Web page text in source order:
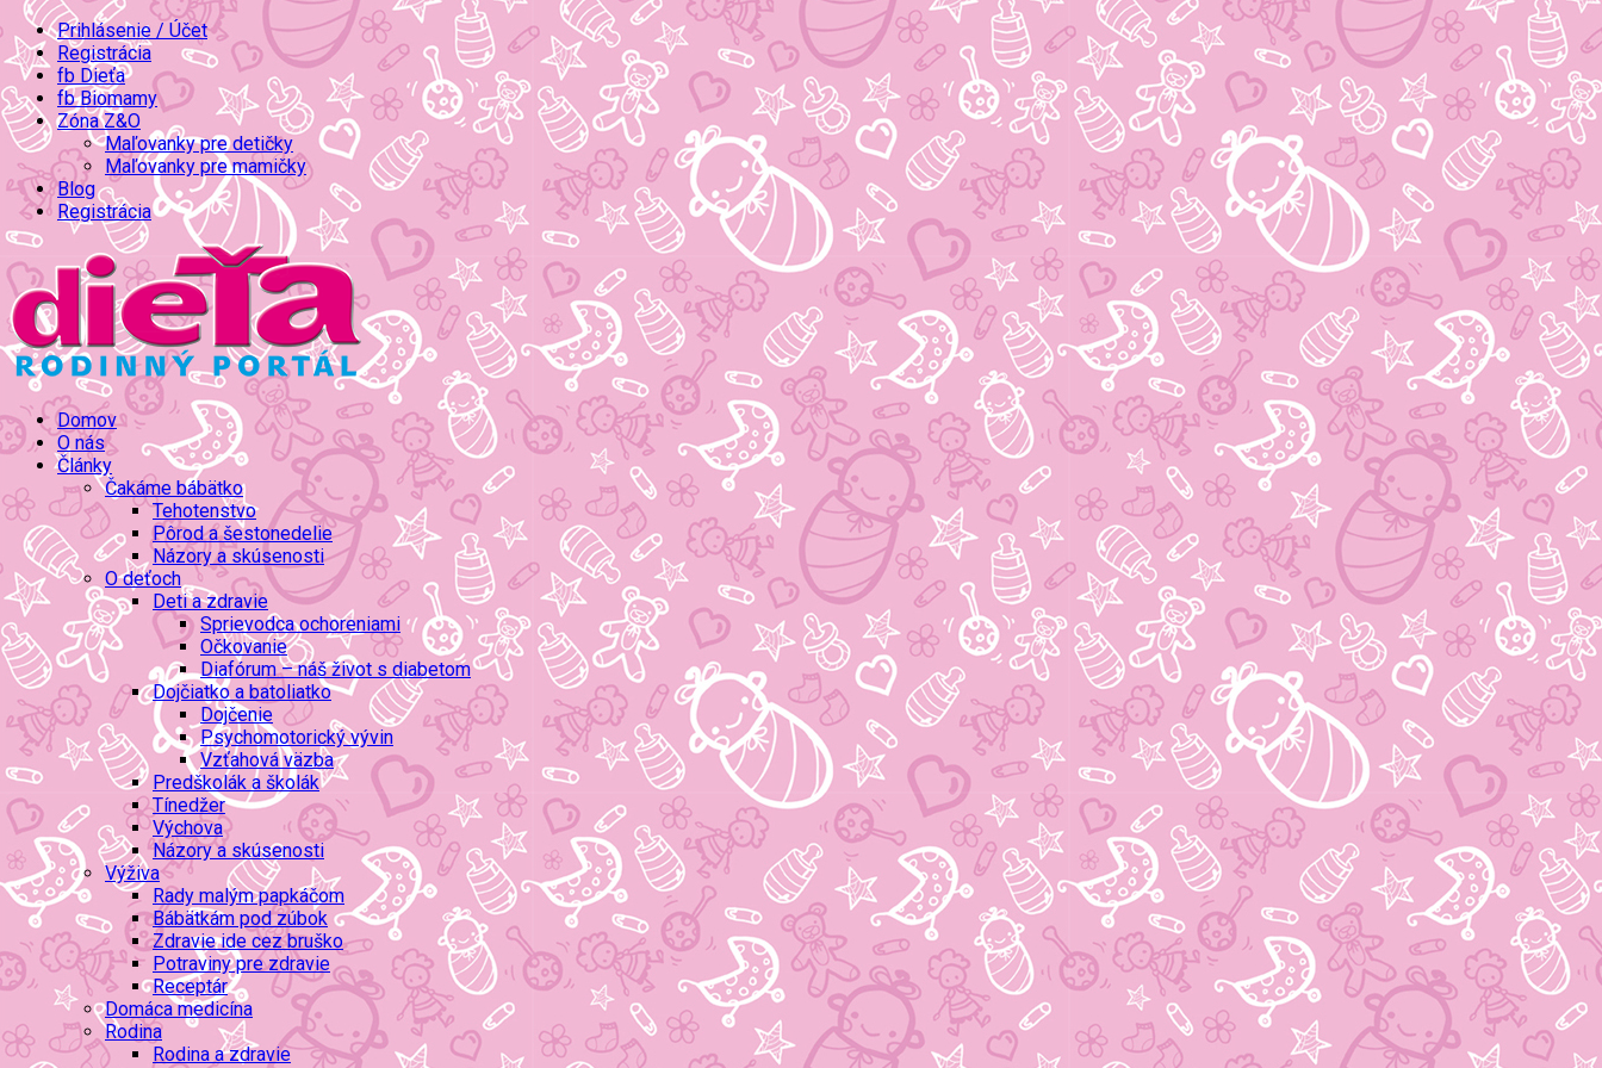
Prihlásenie / Účet
Registrácia
fb Dieťa
fb Biomamy
Zóna Z&O
Maľovanky pre detičky
Maľovanky pre mamičky
Blog
Registrácia
Domov
O nás
Články
Čakáme bábätko
Tehotenstvo
Pôrod a šestonedelie
Názory a skúsenosti
O deťoch
Deti a zdravie
Sprievodca ochoreniami
Očkovanie
Diafórum – náš život s diabetom
Dojčiatko a batoliatko
Dojčenie
Psychomotorický vývin
Vzťahová väzba
Predškolák a školák
Tínedžer
Výchova
Názory a skúsenosti
Výživa
Rady malým papkáčom
Bábätkám pod zúbok
Zdravie ide cez bruško
Potraviny pre zdravie
Receptár
Domáca medicína
Rodina
Rodina a zdravie